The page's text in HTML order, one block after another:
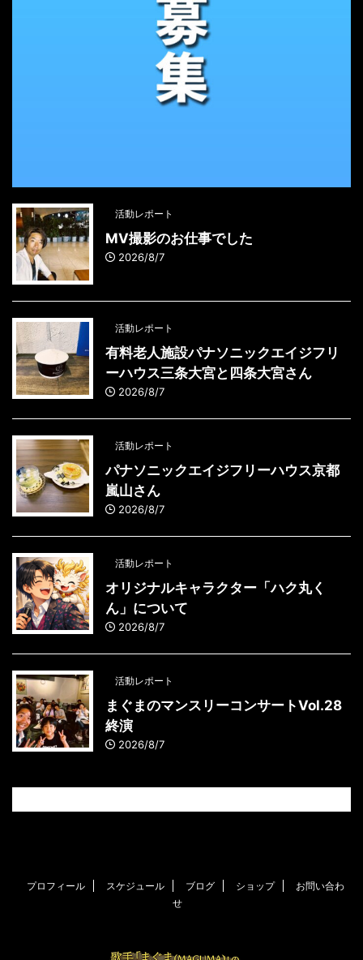
活動レポート
MV撮影のお仕事でした
2026/8/7
活動レポート
有料老人施設パナソニックエイジフリ
ーハウス三条大宮と四条大宮さん
2026/8/7
活動レポート
パナソニックエイジフリーハウス京都
嵐山さん
2026/8/7
活動レポート
オリジナルキャラクター「ハク丸く
ん」について
2026/8/7
活動レポート
まぐまのマンスリーコンサートVol.28
終演
2026/8/7
プロフィール スケジュール ブログ ショップ
お問い合わ
せ